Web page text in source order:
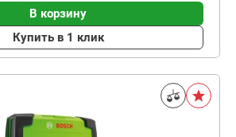
В корзину
Купить в 1 клик